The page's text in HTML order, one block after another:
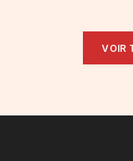
VOIR